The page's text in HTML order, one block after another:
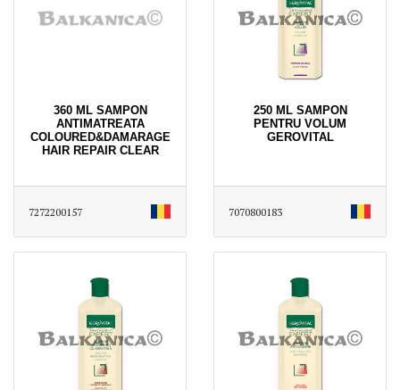
360 ML SAMPON
ANTIMATREATA
COLOURED&DAMARAGE
HAIR REPAIR CLEAR
7272200157
250 ML SAMPON
PENTRU VOLUM
GEROVITAL
7070800183